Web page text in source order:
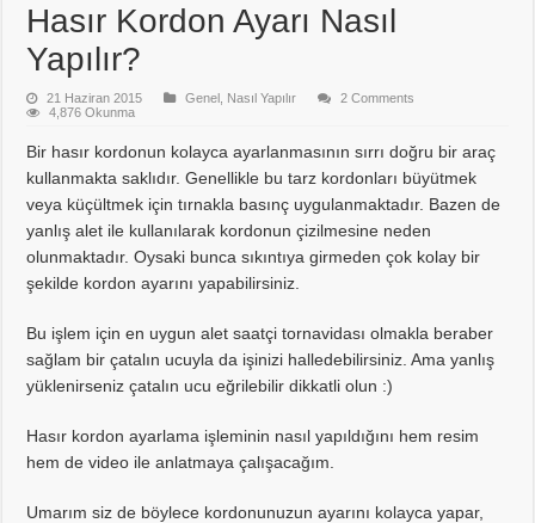
Hasır Kordon Ayarı Nasıl
Yapılır?
21 Haziran 2015 Genel Nasıl Yapılır
2 Comments
4,876 Okunma
Bir hasır kordonun kolayca ayarlanmasının sırrı doğru bir araç
kullanmakta saklıdır. Genellikle bu tarz kordonları büyütmek
veya küçültmek için tırnakla basınç uygulanmaktadır. Bazen de
yanlış alet ile kullanılarak kordonun çizilmesine neden
olunmaktadır. Oysaki bunca sıkıntıya girmeden çok kolay bir
şekilde kordon ayarını yapabilirsiniz.
Bu işlem için en uygun alet saatçi tornavidası olmakla beraber
sağlam bir çatalın ucuyla da işinizi halledebilirsiniz. Ama yanlış
yüklenirseniz çatalın ucu eğrilebilir dikkatli olun :)
Hasır kordon ayarlama işleminin nasıl yapıldığını hem resim
hem de video ile anlatmaya çalışacağım.
Umarım siz de böylece kordonunuzun ayarını kolayca yapar,